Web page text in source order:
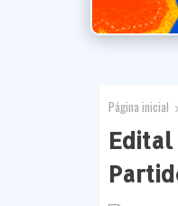
Página inicial